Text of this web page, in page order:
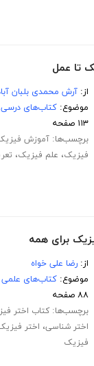
تا عمل
از:آرش محمدی بلبان
موضوع:کتاب‌های
۱۱۳ صفحه
برچسب‌ها:آموزش
فیزیک، علم فیزیک،
برای همه
از:رضا علی خواه
موضوع:کتاب‌های علمی
۸۸ صفحه
برچسب‌ها:کتاب اختر
اختر شناسی، اختر
فیزیک